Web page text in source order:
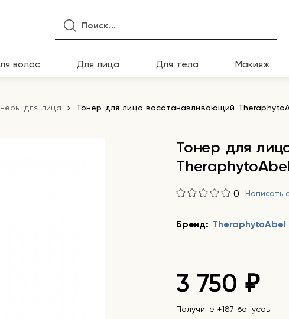
волос Для лица Для тела Макияж
для лица Тонер для лица восстанавливающий
Тонер для
0 Написать
Бренд: TheraphytoAbel
3 750 ₽
Получите +187 бонусов